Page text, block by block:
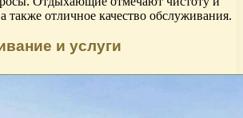
также отличное качество обслуживания.
и услуги